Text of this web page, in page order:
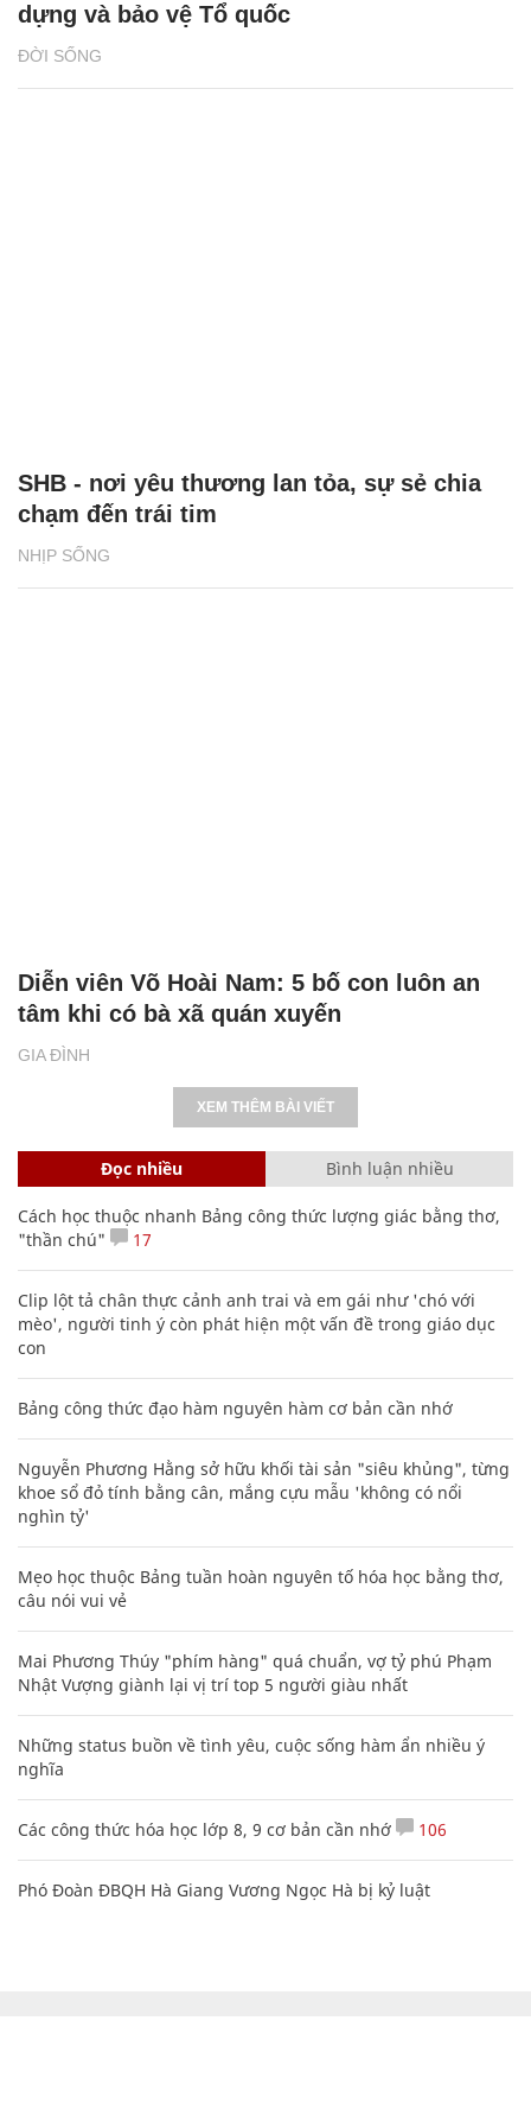
ĐỜI SỐNG
dựng và bảo vệ Tổ quốc
NHỊP SỐNG
SHB - nơi yêu thương lan tỏa, sự sẻ chia
chạm đến trái tim
GIA ĐÌNH
Diễn viên Võ Hoài Nam: 5 bố con luôn an
tâm khi có bà xã quán xuyến
XEM THÊM BÀI VIẾT
Đọc nhiều Bình luận nhiều
Cách học thuộc nhanh Bảng công thức lượng giác bằng thơ,
"thần chú"
17
Clip lột tả chân thực cảnh anh trai và em gái như 'chó với
mèo', người tinh ý còn phát hiện một vấn đề trong giáo dục
con
Bảng công thức đạo hàm nguyên hàm cơ bản cần nhớ
Nguyễn Phương Hằng sở hữu khối tài sản "siêu khủng", từng
khoe sổ đỏ tính bằng cân, mắng cựu mẫu 'không có nổi
nghìn tỷ'
Mẹo học thuộc Bảng tuần hoàn nguyên tố hóa học bằng thơ,
câu nói vui vẻ
Mai Phương Thúy "phím hàng" quá chuẩn, vợ tỷ phú Phạm
Nhật Vượng giành lại vị trí top 5 người giàu nhất
Những status buồn về tình yêu, cuộc sống hàm ẩn nhiều ý
nghĩa
Các công thức hóa học lớp 8, 9 cơ bản cần nhớ 106
Phó Đoàn ĐBQH Hà Giang Vương Ngọc Hà bị kỷ luật